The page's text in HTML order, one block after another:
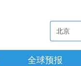
全球预报